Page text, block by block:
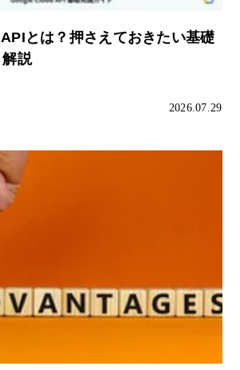
とは？押さえておきたい基礎
説
2026.07.29